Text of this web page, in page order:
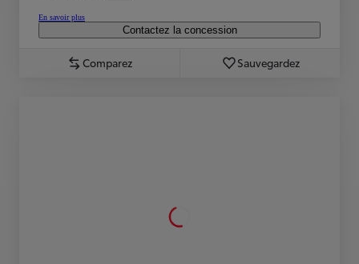
En savoir plus
Contactez la concession
Comparez Sauvegardez